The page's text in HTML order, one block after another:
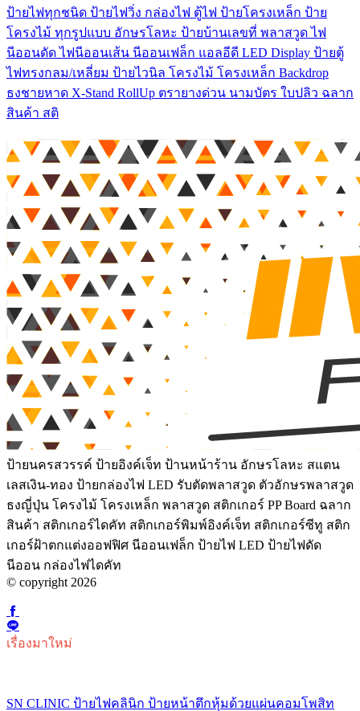
ป้ายไฟทุกชนิด ป้ายไฟวิ่ง กล่องไฟ ตู้ไฟ ป้ายโครงเหล็ก ป้าย
โครงไม้ ทุกรูปแบบ อักษรโลหะ ป้ายบ้านเลขที่ พลาสวูด ไฟ
นีออนดัด ไฟนีออนเส้น นีออนเฟล็ก แอลอีดี LED Display ป้ายตู้
ไฟทรงกลม/เหลี่ยม ป้ายไวนิล โครงไม้ โครงเหล็ก Backdrop
ธงชายหาด X-Stand RollUp ตรายางด่วน นามบัตร ใบปลิว ฉลาก
สินค้า สติ
ป้ายนครสวรรค์ ป้ายอิงค์เจ็ท ป้านหน้าร้าน อักษรโลหะ สแตน
เลสเงิน-ทอง ป้ายกล่องไฟ LED รับตัดพลาสวูด ตัวอักษรพลาสวูด
ธงญี่ปุ่น โครงไม้ โครงเหล็ก พลาสวูด สติกเกอร์ PP Board ฉลาก
สินค้า สติกเกอร์ไดคัท สติกเกอร์พิมพ์อิงค์เจ็ท สติกเกอร์ซีทู สติก
เกอร์ฝ้าตกแต่งออฟฟิศ นีออนเฟล็ก ป้ายไฟ LED ป้ายไฟดัด
นีออน กล่องไฟไดคัท
© copyright 2026
เรื่องมาใหม่
SN CLINIC ป้ายไฟคลินิก ป้ายหน้าตึกหุ้มด้วยแผ่นคอมโพสิท